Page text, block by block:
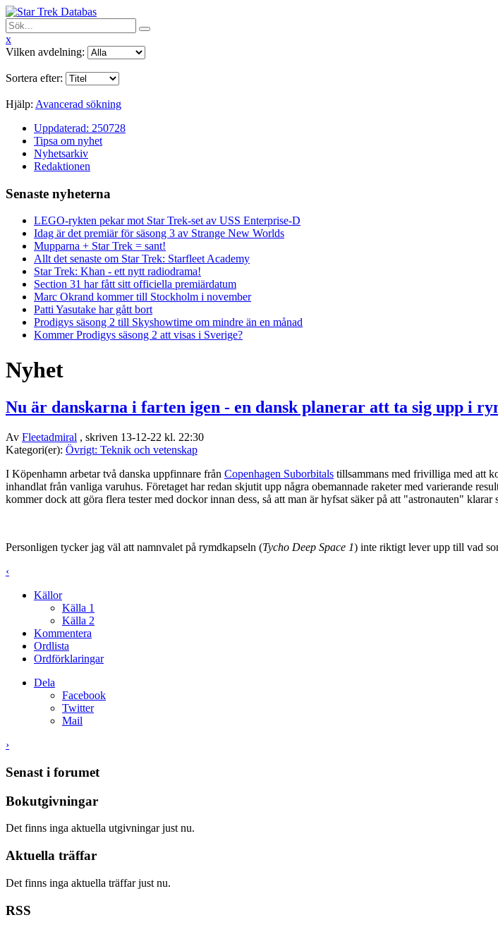
x
Vilken avdelning:
Sortera efter:
Hjälp: Avancerad sökning
Uppdaterad: 250728
Tipsa om nyhet
Nyhetsarkiv
Redaktionen
Senaste nyheterna
LEGO-rykten pekar mot Star Trek-set av USS Enterprise-D
Idag är det premiär för säsong 3 av Strange New Worlds
Mupparna + Star Trek = sant!
Allt det senaste om Star Trek: Starfleet Academy
Star Trek: Khan - ett nytt radiodrama!
Section 31 har fått sitt officiella premiärdatum
Marc Okrand kommer till Stockholm i november
Patti Yasutake har gått bort
Prodigys säsong 2 till Skyshowtime om mindre än en månad
Kommer Prodigys säsong 2 att visas i Sverige?
Nyhet
Nu är danskarna i farten igen - en dansk planerar att ta sig upp i
Av Fleetadmiral , skriven 13-12-22 kl. 22:30
Kategori(er): Övrigt: Teknik och vetenskap
I Köpenhamn arbetar två danska uppfinnare från Copenhagen Suborbitals tillsammans med frivilliga med att
inhandlat från vanliga varuhus. Företaget har redan skjutit upp några obemannade raketer med varierande
kommer dock att göra flera tester med dockor innan dess, så att man är hyfsat säker på att "astronauten" klarar
Personligen tycker jag väl att namnvalet på rymdkapseln (Tycho Deep Space 1) inte riktigt lever upp till vad
‹
Källor
Källa 1
Källa 2
Kommentera
Ordlista
Ordförklaringar
Dela
Facebook
Twitter
Mail
›
Senast i forumet
Bokutgivningar
Det finns inga aktuella utgivningar just nu.
Aktuella träffar
Det finns inga aktuella träffar just nu.
RSS